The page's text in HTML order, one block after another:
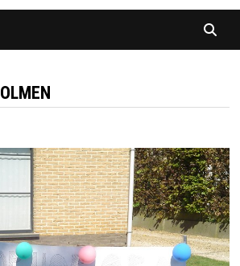
OLMEN